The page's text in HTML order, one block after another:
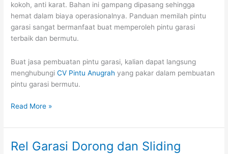
kokoh, anti karat. Bahan ini gampang dipasang sehingga
hemat dalam biaya operasionalnya. Panduan memilah pintu
garasi sangat bermanfaat buat memperoleh pintu garasi
terbaik dan bermutu.
Buat jasa pembuatan pintu garasi, kalian dapat langsung
menghubungiCV Pintu Anugrah yang pakar dalam pembuatan
pintu garasi bermutu.
Read More »
Rel Garasi Dorong dan Sliding
Rel